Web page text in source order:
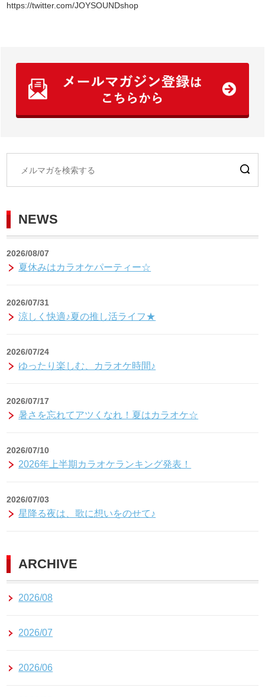
https://twitter.com/JOYSOUNDshop
NEWS
2026/08/07
夏休みはカラオケパーティー☆
2026/07/31
涼しく快適♪夏の推し活ライフ★
2026/07/24
ゆったり楽しむ、カラオケ時間♪
2026/07/17
暑さを忘れてアツくなれ！夏はカラオケ☆
2026/07/10
2026年上半期カラオケランキング発表！
2026/07/03
星降る夜は、歌に想いをのせて♪
ARCHIVE
2026/08
2026/07
2026/06